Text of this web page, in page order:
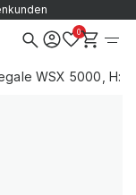
0
WSX 5000, H: